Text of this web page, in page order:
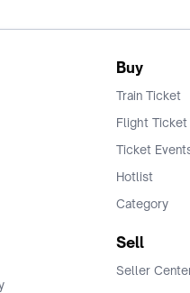
Buy
Train Ticket
Flight Ticket
Ticket
Hotlist
Category
Sell
Seller